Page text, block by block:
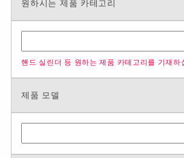
원하시는 제품 카테고리
핸드 실린더 등 원하는 제품 카테고리를 기재하
제품 모델